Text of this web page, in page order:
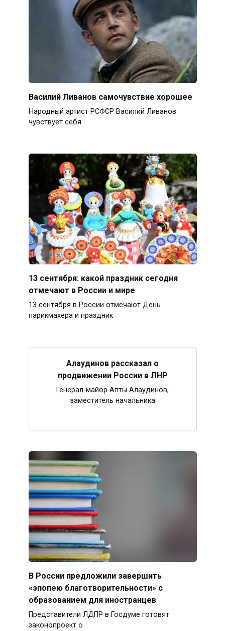
Василий Ливанов самочувствие хорошее
Народный артист РСФСР Василий Ливанов
чувствует себя
13 сентября: какой праздник сегодня
отмечают в России и мире
13 сентября в России отмечают День
парикмахера и праздник
Алаудинов рассказал о
продвижении России в ЛНР
Генерал-майор Апты Алаудинов,
заместитель начальника
В России предложили завершить
«эпопею благотворительности» с
образованием для иностранцев
Представители ЛДПР в Госдуме готовят
законопроект о